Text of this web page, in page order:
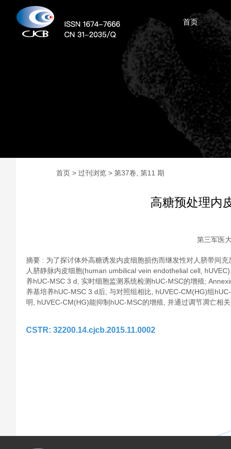
首页
首页 > 过刊浏览 > 第37卷, 第11 期
高糖预处理内
第三军医
摘要 : 为了探讨体外高糖诱发内皮细胞损伤而继发性对人脐带间
人脐静脉内皮细胞(human umbilical vein endothelial cell,
养hUC-MSC 3 d, 实时细胞监测系统检测hUC-MSC的增殖;
养基培养hUC-MSC 3 d后, 与对照组相比, hUVEC-CM(HG)组
明, hUVEC-CM(HG)能抑制hUC-MSC的增殖, 并通过调节凋亡相
CSTR: 32200.14.cjcb.2015.11.0002